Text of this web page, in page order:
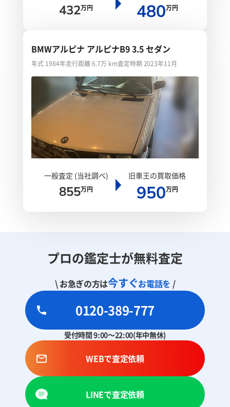
432万円 480万円
BMWアルピナ アルピナB9 3.5 セダン
年式 1984年走行距離 6.7万 km査定時期 2023年11月
一般査定 (当社調べ)
855万円
旧車王の買取価格
950万円
プロの鑑定士が無料査定
\ お急ぎの方は今すぐお電話を /
0120-389-777
受付時間 9:00～22:00(年中無休)
WEBで査定依頼
LINEで査定依頼